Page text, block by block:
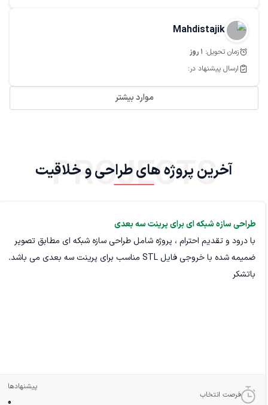
Mahdistajik
زمان تحویل: 1 روز
ارسال پیشنهاد در:
موارد بیشتر
آخرین پروژه های طراحی و خلاقیت
PROJECTS
طراحی سازه شبکه ای برای پرینت سه بعدی
با درود و تقدیم احترام ، پروژه شامل طراحی سازه شبکه ای مطابق تصویر
ضمیمه شده با خروجی فایل STL مناسب برای پرینت سه بعدی می باشد.
باتشکر
فرصت انتخاب
پیشنهادها
0